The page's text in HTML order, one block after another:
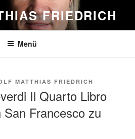
FRIEDRICH
Menü
MATTHIAS FRIEDRICH
Il Quarto Libro
Francesco zu